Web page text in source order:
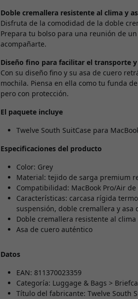
Doble cremallera resistente al clima y
Disfruta de la comodidad de la doble
Prepara tu bolso para una reunión de
acompañarte.
Diseño fino para facilitar el transporte
Con su diseño fino y su asa de cuero
mochila. Piensa en ella como tu funda
pero con protección.
El paquete incluye
Twelve South SuitCase para
Especificaciones del producto
Color: Grey
Material: tejido de sarga premium
Compatibilidad: MacBook Pro/Air de
Características: carcasa rígida
suspensión, doble cremallera y asa
Doble cremallera resistente al clima
Asa de cuero auténtico
Datos
EAN: 811370023359
Categoría: Luggage & Bags >
Título del fabricante: Twelve South